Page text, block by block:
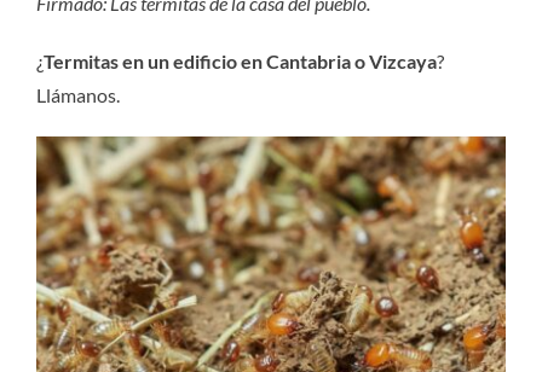
¿Termitas en un edificio en Cantabria o Vizcaya?
Llámanos.